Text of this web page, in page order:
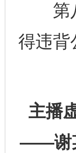
第八
得违背
主播
——谢